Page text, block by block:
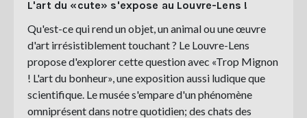
L'art du «cute» s'expose au Louvre-Lens !
Qu'est-ce qui rend un objet, un animal ou une œuvre
d'art irrésistiblement touchant ? Le Louvre-Lens
propose d'explorer cette question avec «Trop Mignon
! L'art du bonheur», une exposition aussi ludique que
scientifique. Le musée s'empare d'un phénomène
omniprésent dans notre quotidien; des chats des